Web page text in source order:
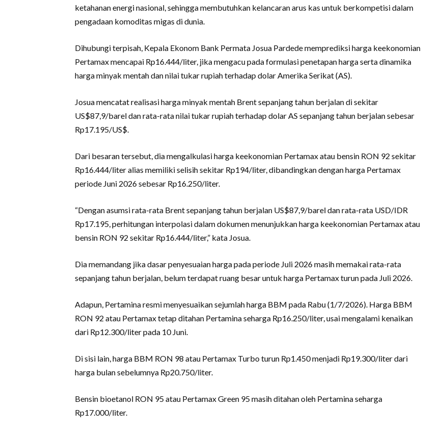
ketahanan energi nasional, sehingga membutuhkan kelancaran arus kas untuk berkompetisi dalam
pengadaan komoditas migas di dunia.
Dihubungi terpisah, Kepala Ekonom Bank Permata Josua Pardede memprediksi harga keekonomian
Pertamax mencapai Rp16.444/liter, jika mengacu pada formulasi penetapan harga serta dinamika
harga minyak mentah dan nilai tukar rupiah terhadap dolar Amerika Serikat (AS).
Josua mencatat realisasi harga minyak mentah Brent sepanjang tahun berjalan di sekitar
US$87,9/barel dan rata-rata nilai tukar rupiah terhadap dolar AS sepanjang tahun berjalan sebesar
Rp17.195/US$.
Dari besaran tersebut, dia mengalkulasi harga keekonomian Pertamax atau bensin RON 92 sekitar
Rp16.444/liter alias memiliki selisih sekitar Rp194/liter, dibandingkan dengan harga Pertamax
periode Juni 2026 sebesar Rp16.250/liter.
“Dengan asumsi rata-rata Brent sepanjang tahun berjalan US$87,9/barel dan rata-rata USD/IDR
Rp17.195, perhitungan interpolasi dalam dokumen menunjukkan harga keekonomian Pertamax atau
bensin RON 92 sekitar Rp16.444/liter,” kata Josua.
Dia memandang jika dasar penyesuaian harga pada periode Juli 2026 masih memakai rata-rata
sepanjang tahun berjalan, belum terdapat ruang besar untuk harga Pertamax turun pada Juli 2026.
Adapun, Pertamina resmi menyesuaikan sejumlah harga BBM pada Rabu (1/7/2026). Harga BBM
RON 92 atau Pertamax tetap ditahan Pertamina seharga Rp16.250/liter, usai mengalami kenaikan
dari Rp12.300/liter pada 10 Juni.
Di sisi lain, harga BBM RON 98 atau Pertamax Turbo turun Rp1.450 menjadi Rp19.300/liter dari
harga bulan sebelumnya Rp20.750/liter.
Bensin bioetanol RON 95 atau Pertamax Green 95 masih ditahan oleh Pertamina seharga
Rp17.000/liter.